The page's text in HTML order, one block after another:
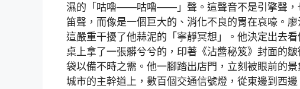
濕的「咕嚕——咕嚕——」聲。這聲音不是引擎聲，
笛聲，而像是一個巨大的、消化不良的胃在哀嚎。廖
這嚴重干擾了他蒜泥的「寧靜冥想」。他決定出去
桌上拿了一張髒兮兮的，印著《沾醬秘笈》封面的
袋以備不時之需。他一腳踏出店門，立刻被眼前的
城市的主幹道上，數百個交通信號燈，從東邊到西